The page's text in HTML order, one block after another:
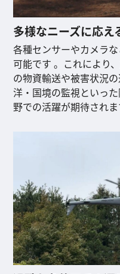
多様なニーズに応え
各種センサーやカメラ
可能です 。これにより
の物資輸送や被害状況
洋・国境の監視といっ
野での活躍が期待されま